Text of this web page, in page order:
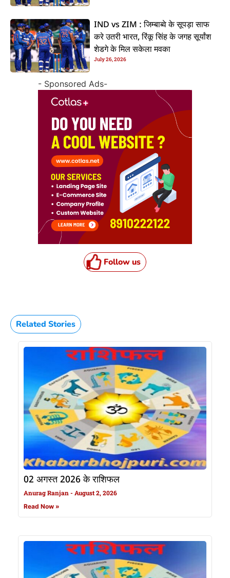
IND vs ZIM : जिम्बाब्वे के सूपड़ा साफ
करे उतरी भारत, रिंकू सिंह के जगह सूर्यांश
शेडगे के मिल सकेला मवका
July 26, 2026
- Sponsored Ads-
Follow us
Related Stories
02 अगस्त 2026 के राशिफल
Anurag Ranjan August 2, 2026
Read Now »